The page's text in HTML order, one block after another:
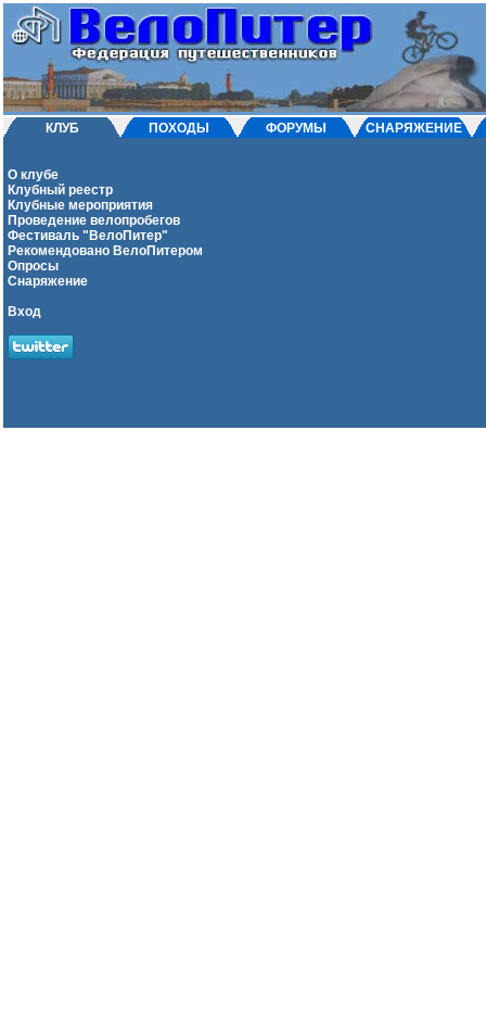
КЛУБ ПОХОДЫ ФОРУМЫ СНАРЯЖЕНИЕ
О клубе
Клубный реестр
Клубные мероприятия
Проведение велопробегов
Фестиваль "ВелоПитер"
Рекомендовано ВелоПитером
Опросы
Снаряжение
Вход